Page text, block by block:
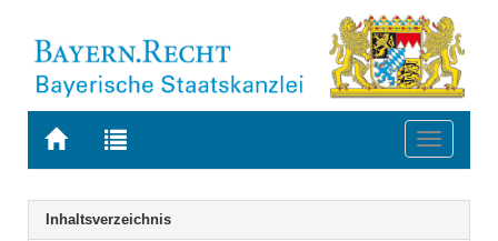
Zur
BAYERN.RECHT
Zur
letzten
Suche
Toggle
Navigation
Inhaltsverzeichnis